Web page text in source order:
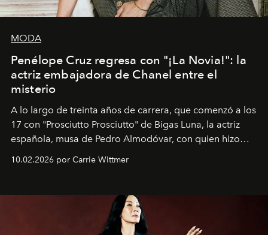
MODA
Penélope Cruz regresa con "¡La Novia!": la
actriz embajadora de Chanel entre el
misterio
A lo largo de treinta años de carrera, que comenzó a los
17 con "Prosciutto Prosciutto" de Bigas Luna, la actriz
española, musa de Pedro Almodóvar, con quien hizo
Barcelona", ha dividido su tiempo entre Europa y
dirigida por Maggie Gyllenhaal.
10.02.2026 por Carrie Wittmer